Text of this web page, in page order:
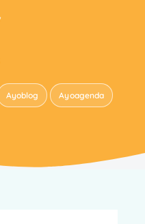
Ayoblog Ayoagenda